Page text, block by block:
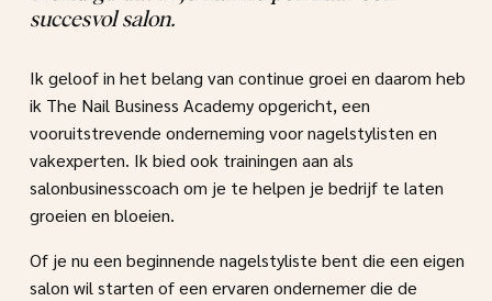
succesvol salon.
Ik geloof in het belang van continue groei en daarom heb
ik The Nail Business Academy opgericht, een
vooruitstrevende onderneming voor nagelstylisten en
vakexperten. Ik bied ook trainingen aan als
salonbusinesscoach om je te helpen je bedrijf te laten
groeien en bloeien.
Of je nu een beginnende nagelstyliste bent die een eigen
salon wil starten of een ervaren ondernemer die de